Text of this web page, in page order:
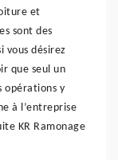
et
sont des
vous désirez
que seul un
opérations y
à l’entreprise
KR Ramonage